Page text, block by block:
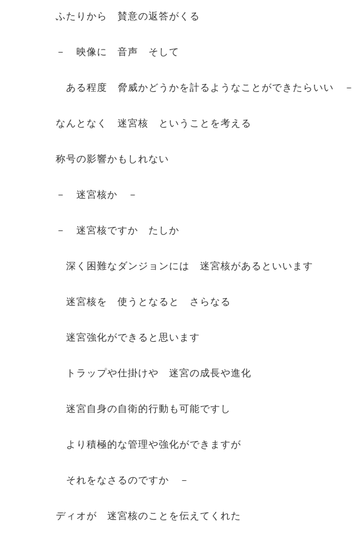
ふたりから 賛意の返答がくる
－ 映像に 音声 そして
ある程度 脅威かどうかを計るようなことができたらいい －
なんとなく 迷宮核 ということを考える
称号の影響かもしれない
－ 迷宮核か －
－ 迷宮核ですか たしか
深く困難なダンジョンには 迷宮核があるといいます
迷宮核を 使うとなると さらなる
迷宮強化ができると思います
トラップや仕掛けや 迷宮の成長や進化
迷宮自身の自衛的行動も可能ですし
より積極的な管理や強化ができますが
それをなさるのですか －
ディオが 迷宮核のことを伝えてくれた